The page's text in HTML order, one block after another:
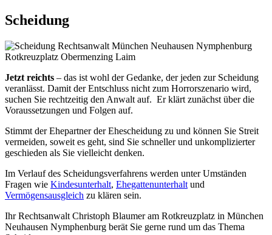
Scheidung
Jetzt reichts – das ist wohl der Gedanke, der jeden zur Scheidung
veranlässt. Damit der Entschluss nicht zum Horrorszenario wird,
suchen Sie rechtzeitig den Anwalt auf. Er klärt zunächst über die
Voraussetzungen und Folgen auf.
Stimmt der Ehepartner der Ehescheidung zu und können Sie Streit
vermeiden, soweit es geht, sind Sie schneller und unkomplizierter
geschieden als Sie vielleicht denken.
Im Verlauf des Scheidungsverfahrens werden unter Umständen
Fragen wie Kindesunterhalt, Ehegattenunterhalt und
Vermögensausgleich zu klären sein.
Ihr Rechtsanwalt Christoph Blaumer am Rotkreuzplatz in München
Neuhausen Nymphenburg berät Sie gerne rund um das Thema